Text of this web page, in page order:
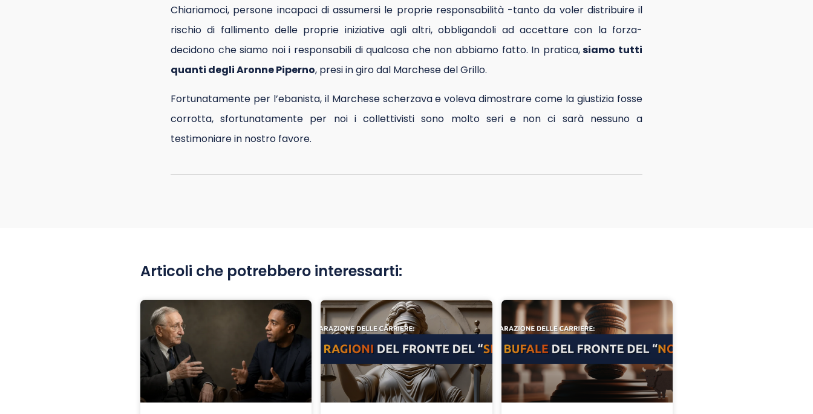
Chiariamoci, persone incapaci di assumersi le proprie responsabilità -tanto da voler distribuire il
rischio di fallimento delle proprie iniziative agli altri, obbligandoli ad accettare con la forza-
decidono che siamo noi i responsabili di qualcosa che non abbiamo fatto. In pratica,siamo tutti
quanti degli Aronne Piperno, presi in giro dal Marchese del Grillo.
Fortunatamente per l’ebanista, il Marchese scherzava e voleva dimostrare come la giustizia fosse
corrotta, sfortunatamente per noi i collettivisti sono molto seri e non ci sarà nessuno a
testimoniare in nostro favore.
Articoli che potrebbero interessarti: